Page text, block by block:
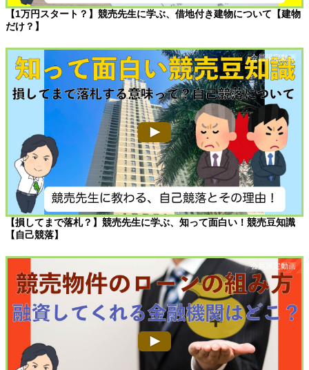
【1万円スタート？】競売先生に学ぶ、借地付き建物について【建物
だけ？】
【損してまで落札？】競売先生に学ぶ、知って面白い！競売豆知識
【自己競落】